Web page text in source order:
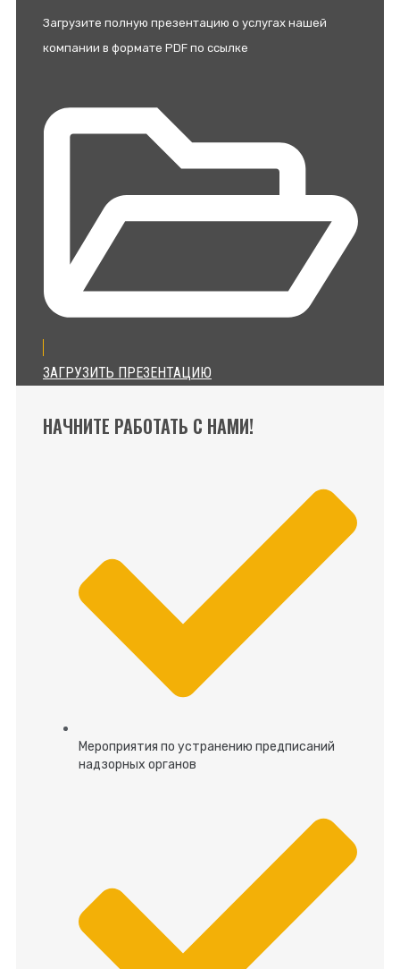
Загрузите полную презентацию о услугах нашей
компании в формате PDF по ссылке
ЗАГРУЗИТЬ ПРЕЗЕНТАЦИЮ
НАЧНИТЕ РАБОТАТЬ С НАМИ!
Мероприятия по устранению предписаний
надзорных органов